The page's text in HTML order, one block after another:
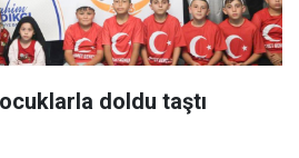
doldu taştı